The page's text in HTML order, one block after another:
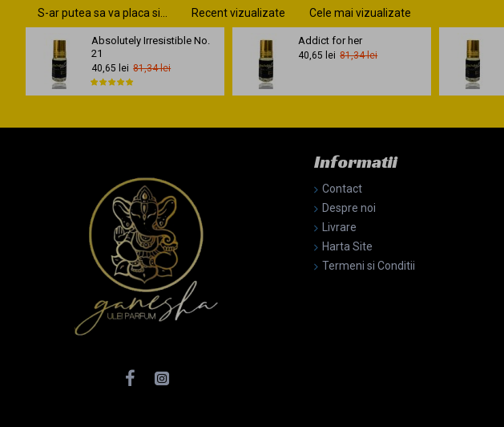
S-ar putea sa va placa si... Recent vizualizate Cele mai vizualizate
Absolutely Irresistible No.
21
40,65 lei 81,34 lei
Addict for her
40,65 lei 81,34 lei
Informatii
Contact
Despre noi
Livrare
Harta Site
Termeni si Conditii